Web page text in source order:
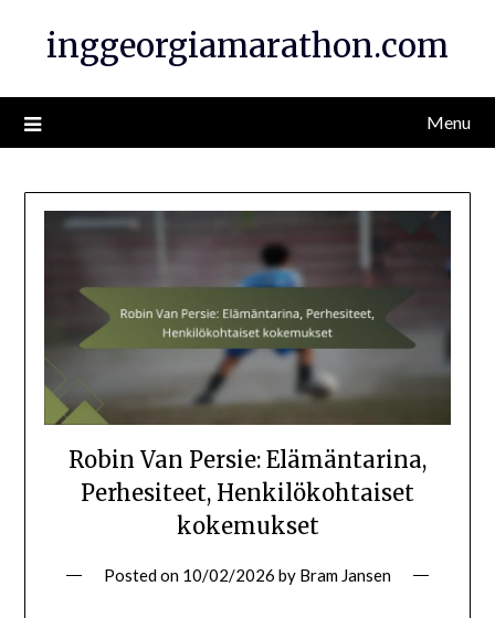
inggeorgiamarathon.com
Menu
Robin Van Persie: Elämäntarina,
Perhesiteet, Henkilökohtaiset
kokemukset
Posted on 10/02/2026 by Bram Jansen